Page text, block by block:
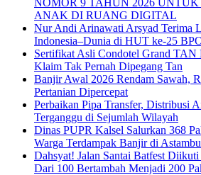
NOMOR 9 TAHUN 2026
ANAK DI RUANG DIGITAL
Nur Andi Arinawati Arsyad Terima
Indonesia–Dunia di HUT ke-25
Sertifikat Asli Condotel Grand TAN
Klaim Tak Pernah Dipegang Tan
Banjir Awal 2026 Rendam Sawah,
Pertanian Dipercepat
Perbaikan Pipa Transfer, Distribusi
Terganggu di Sejumlah Wilayah
Dinas PUPR Kalsel Salurkan 368
Warga Terdampak Banjir di
Dahsyat! Jalan Santai Batfest
Dari 100 Bertambah Menjadi 200